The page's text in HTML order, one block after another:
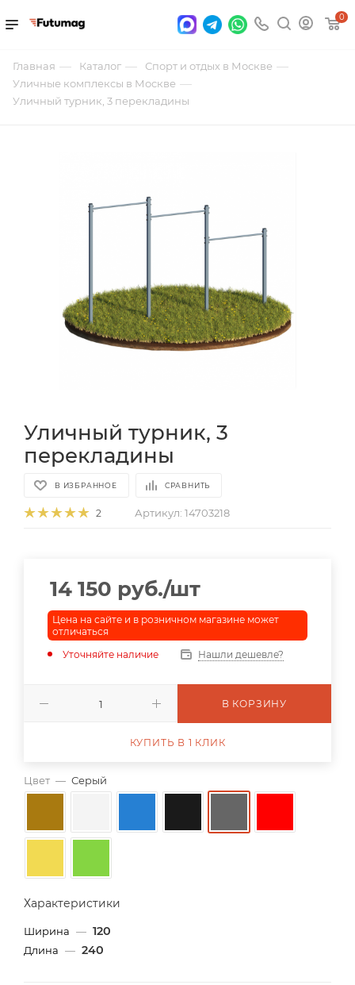
0
Главная — Каталог — Спорт и отдых в Москве —
Уличные комплексы в Москве —
Уличный турник, 3 перекладины
Уличный турник, 3
перекладины
В ИЗБРАННОЕ СРАВНИТЬ
2 Артикул: 14703218
Цвет — Серый
Характеристики
Ширина — 120
Длина — 240
14 150 руб./шт
Цена на сайте и в розничном магазине может
отличаться
Уточняйте наличие
Нашли дешевле?
В КОРЗИНУ
КУПИТЬ В 1 КЛИК